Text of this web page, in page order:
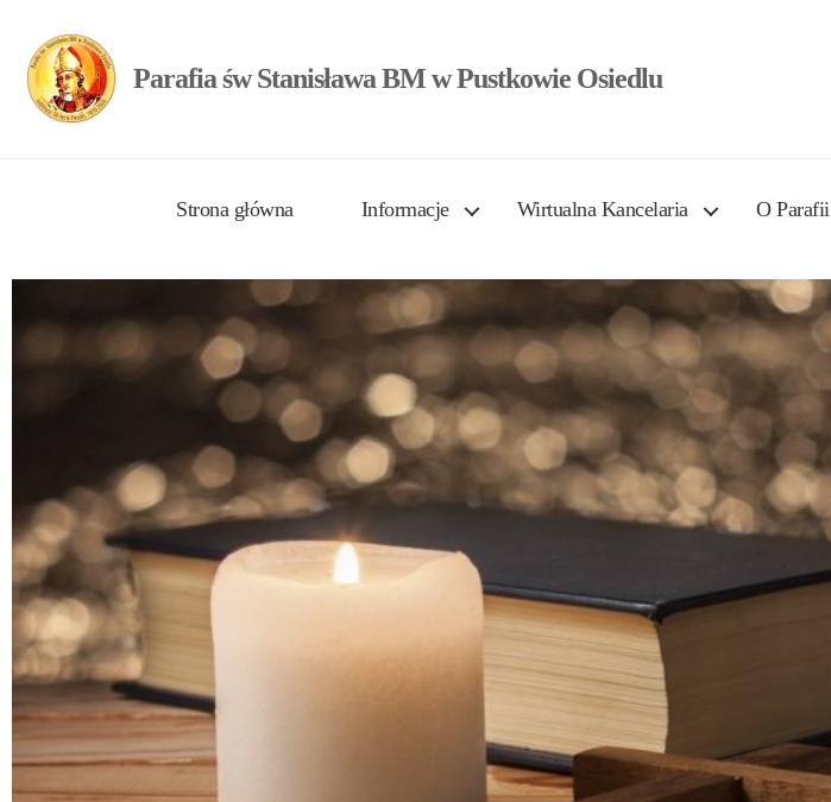
Parafia św Stanisława BM w Pustkowie Osiedlu
Strona główna Informacje Wirtualna Kancelaria O Parafii